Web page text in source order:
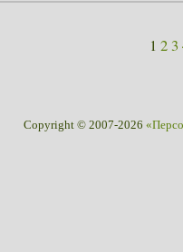
1 2 3
Copyright © 2007-2026